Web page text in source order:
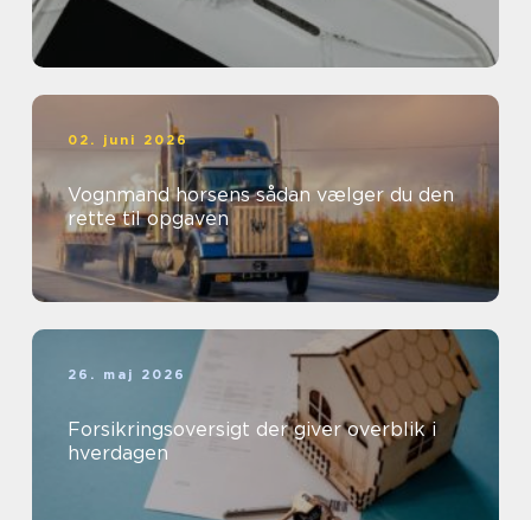
02. juni 2026
Vognmand horsens sådan vælger du den
rette til opgaven
26. maj 2026
Forsikringsoversigt der giver overblik i
hverdagen